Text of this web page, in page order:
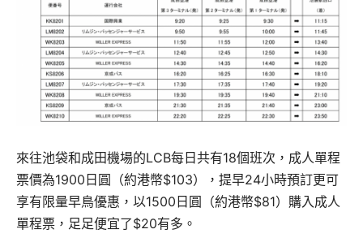
來往池袋和成田機場的LCB每日共有18個班次，成人單程
票價為1900日圓（約港幣$103），提早24小時預訂更可
享有限量早鳥優惠，以1500日圓（約港幣$81）購入成人
單程票，足足便宜了$20有多。